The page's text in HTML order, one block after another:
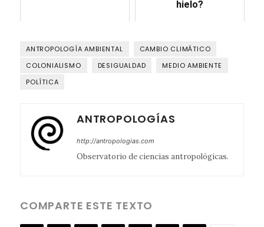
hielo?
ANTROPOLOGÍA AMBIENTAL
CAMBIO CLIMÁTICO
COLONIALISMO
DESIGUALDAD
MEDIO AMBIENTE
POLÍTICA
ANTROPOLOGÍAS
http://antropologias.com
Observatorio de ciencias antropológicas.
COMPARTE ESTE TEXTO